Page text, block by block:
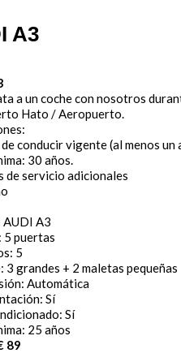
A3
a un coche con nosotros
Hato / Aeropuerto.
conducir vigente (al menos un
30 años.
de servicio adicionales
A3
5 puertas
5
3 grandes + 2 maletas pequeñas
Automática
Sí
Sí
25 años
89